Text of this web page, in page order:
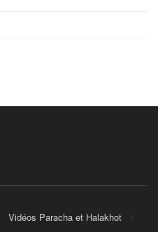
Vidéos Paracha et Halakhot